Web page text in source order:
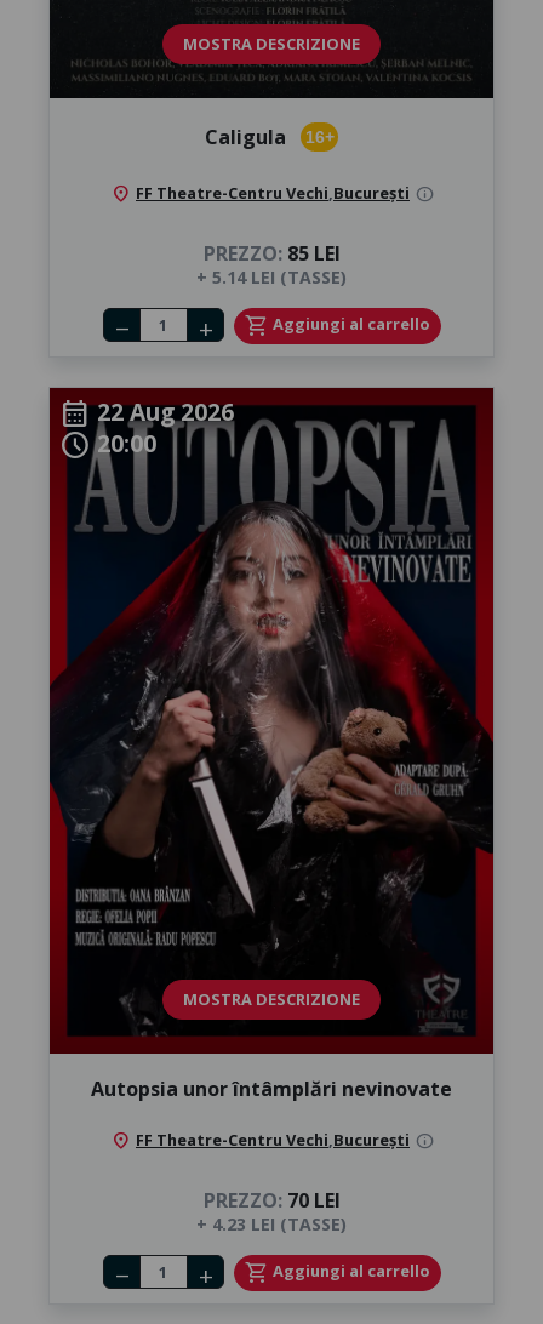
MOSTRA DESCRIZIONE
Caligula 16+
location_on FF Theatre-Centru Vechi București info
PREZZO:85 LEI
+ 5.14 LEI (TASSE)
Number of tickets
remove add shopping_cart Aggiungi al carrello
calendar_month22 Aug 2026
schedule20:00
MOSTRA DESCRIZIONE
Autopsia unor întâmplări nevinovate
location_on FF Theatre-Centru Vechi București info
PREZZO:70 LEI
+ 4.23 LEI (TASSE)
Number of tickets
remove add shopping_cart Aggiungi al carrello